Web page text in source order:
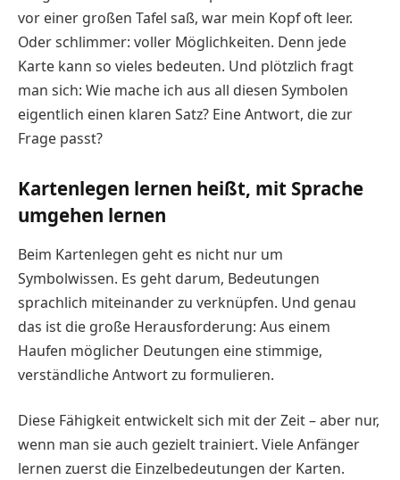
vor einer großen Tafel saß, war mein Kopf oft leer.
Oder schlimmer: voller Möglichkeiten. Denn jede
Karte kann so vieles bedeuten. Und plötzlich fragt
man sich: Wie mache ich aus all diesen Symbolen
eigentlich einen klaren Satz? Eine Antwort, die zur
Frage passt?
Kartenlegen lernen heißt, mit Sprache
umgehen lernen
Beim Kartenlegen geht es nicht nur um
Symbolwissen. Es geht darum, Bedeutungen
sprachlich miteinander zu verknüpfen. Und genau
das ist die große Herausforderung: Aus einem
Haufen möglicher Deutungen eine stimmige,
verständliche Antwort zu formulieren.
Diese Fähigkeit entwickelt sich mit der Zeit – aber nur,
wenn man sie auch gezielt trainiert. Viele Anfänger
lernen zuerst die Einzelbedeutungen der Karten.